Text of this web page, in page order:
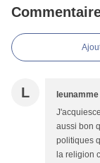
L leunamme
aussi bon
politiques
la religion